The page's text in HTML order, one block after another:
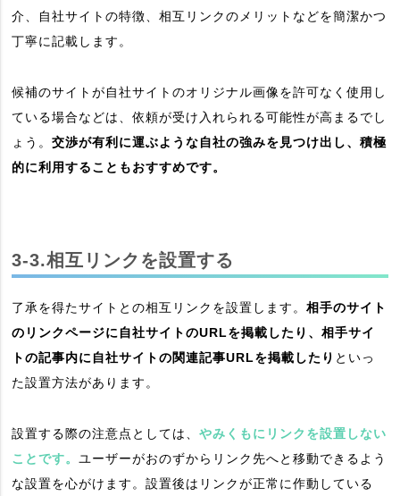
介、自社サイトの特徴、相互リンクのメリットなどを簡潔かつ
丁寧に記載します。
候補のサイトが自社サイトのオリジナル画像を許可なく使用し
ている場合などは、依頼が受け入れられる可能性が高まるでし
ょう。交渉が有利に運ぶような自社の強みを見つけ出し、積極
的に利用することもおすすめです。
3-3.相互リンクを設置する
了承を得たサイトとの相互リンクを設置します。相手のサイト
のリンクページに自社サイトのURLを掲載したり、相手サイ
トの記事内に自社サイトの関連記事URLを掲載したり といっ
た設置方法があります。
設置する際の注意点としては、やみくもにリンクを設置しない
ことです。ユーザーがおのずからリンク先へと移動できるよう
な設置を心がけます。設置後はリンクが正常に作動している